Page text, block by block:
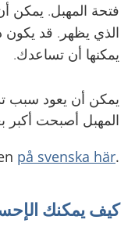
فتحة المهبل. يمكن
الذي يظهر. قد
يمكنها أن تساعدك.
يمكن أن يعود سبب
المهبل أصبحت أكبر
.Läs texten
på svenska här
كيف يمكنك